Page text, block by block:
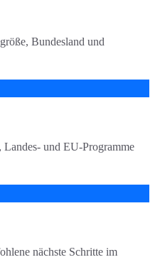
Bundesland und
und EU-Programme
nächste Schritte im